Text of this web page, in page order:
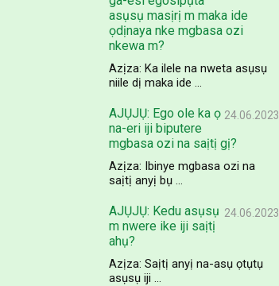
asụsụ masịrị m maka ide
ọdịnaya nke mgbasa ozi
nkewa m?
Azịza: Ka ilele na nweta asụsụ
niile dị maka ide ...
24.06.2023
AJỤJỤ: Ego ole ka ọ
na-eri iji biputere
mgbasa ozi na saịtị gị?
Azịza: Ibinye mgbasa ozi na
saịtị anyị bụ ...
24.06.2023
AJỤJỤ: Kedu asụsụ
m nwere ike iji saịtị
ahụ?
Azịza: Saịtị anyị na-asụ ọtụtụ
asụsụ iji ...